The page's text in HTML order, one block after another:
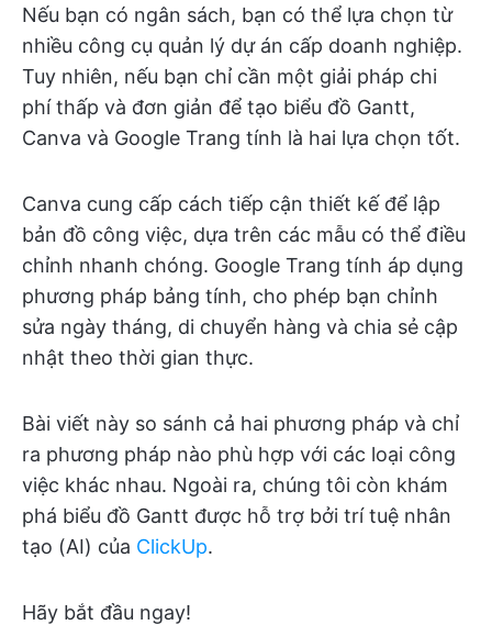
Nếu bạn có ngân sách, bạn có thể lựa chọn từ
nhiều công cụ quản lý dự án cấp doanh nghiệp.
Tuy nhiên, nếu bạn chỉ cần một giải pháp chi
phí thấp và đơn giản để tạo biểu đồ Gantt,
Canva và Google Trang tính là hai lựa chọn tốt.
Canva cung cấp cách tiếp cận thiết kế để lập
bản đồ công việc, dựa trên các mẫu có thể điều
chỉnh nhanh chóng. Google Trang tính áp dụng
phương pháp bảng tính, cho phép bạn chỉnh
sửa ngày tháng, di chuyển hàng và chia sẻ cập
nhật theo thời gian thực.
Bài viết này so sánh cả hai phương pháp và chỉ
ra phương pháp nào phù hợp với các loại công
việc khác nhau. Ngoài ra, chúng tôi còn khám
phá biểu đồ Gantt được hỗ trợ bởi trí tuệ nhân
tạo (AI) của ClickUp.
Hãy bắt đầu ngay!